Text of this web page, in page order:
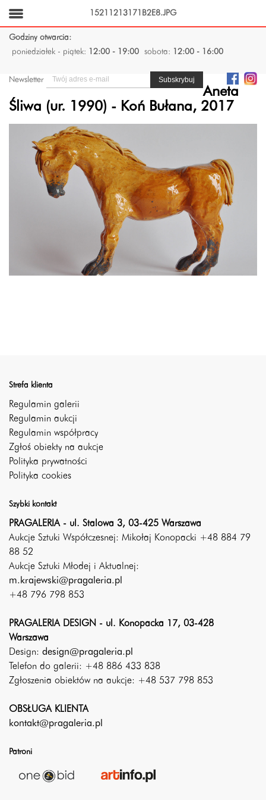
Godziny otwarcia:
poniedziałek - piątek:
12:00 - 19:00 sobota: 12:00 - 16:00
Newsletter
Aneta
Śliwa (ur. 1990) - Koń Bułana, 2017
Strefa klienta
Regulamin galerii
Regulamin aukcji
Regulamin współpracy
Zgłoś obiekty na aukcje
Polityka prywatności
Polityka cookies
Szybki kontakt
PRAGALERIA - ul. Stalowa 3, 03-425 Warszawa
Aukcje Sztuki Współczesnej: Mikołaj Konopacki +48 884 79
88 52
Aukcje Sztuki Młodej i Aktualnej:
m.krajewski@pragaleria.pl
+48 796 798 853
PRAGALERIA DESIGN - ul. Konopacka 17, 03-428
Warszawa
Design: design@pragaleria.pl
Telefon do galerii: +48 886 433 838
Zgłoszenia obiektów na aukcje: +48 537 798 853
OBSŁUGA KLIENTA
kontakt@pragaleria.pl
Patroni
15211213171B2E8.JPG